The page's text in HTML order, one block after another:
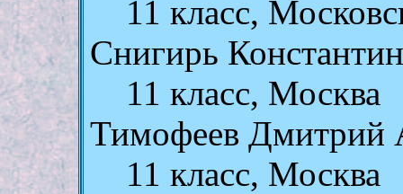
11 класс,
Снигирь
11 класс, Москва
Тимофеев Дмитрий
11 класс, Москва